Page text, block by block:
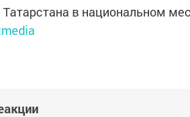
Татарстана в национальном